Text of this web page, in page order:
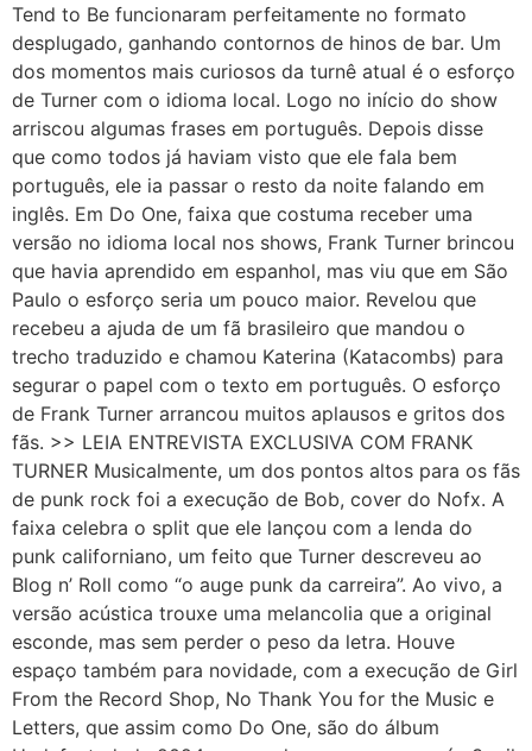
Tend to Be funcionaram perfeitamente no formato
desplugado, ganhando contornos de hinos de bar. Um
dos momentos mais curiosos da turnê atual é o esforço
de Turner com o idioma local. Logo no início do show
arriscou algumas frases em português. Depois disse
que como todos já haviam visto que ele fala bem
português, ele ia passar o resto da noite falando em
inglês. Em Do One, faixa que costuma receber uma
versão no idioma local nos shows, Frank Turner brincou
que havia aprendido em espanhol, mas viu que em São
Paulo o esforço seria um pouco maior. Revelou que
recebeu a ajuda de um fã brasileiro que mandou o
trecho traduzido e chamou Katerina (Katacombs) para
segurar o papel com o texto em português. O esforço
de Frank Turner arrancou muitos aplausos e gritos dos
fãs. >> LEIA ENTREVISTA EXCLUSIVA COM FRANK
TURNER Musicalmente, um dos pontos altos para os fãs
de punk rock foi a execução de Bob, cover do Nofx. A
faixa celebra o split que ele lançou com a lenda do
punk californiano, um feito que Turner descreveu ao
Blog n’ Roll como “o auge punk da carreira”. Ao vivo, a
versão acústica trouxe uma melancolia que a original
esconde, mas sem perder o peso da letra. Houve
espaço também para novidade, com a execução de Girl
From the Record Shop, No Thank You for the Music e
Letters, que assim como Do One, são do álbum